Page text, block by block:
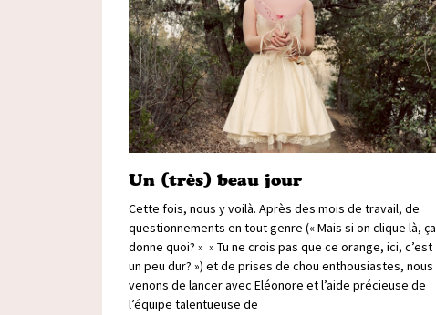
Un (très) beau jour
Cette fois, nous y voilà. Après des mois de travail, de
questionnements en tout genre (« Mais si on clique là, ça
donne quoi? » » Tu ne crois pas que ce orange, ici, c’est
un peu dur? ») et de prises de chou enthousiastes, nous
venons de lancer avec Eléonore et l’aide précieuse de
l’équipe talentueuse de